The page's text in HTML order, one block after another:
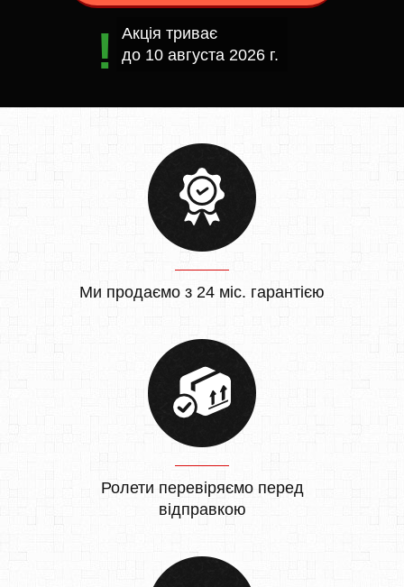
Акція триває
до 10 августа 2026 г.
Ми продаємо з 24 міс. гарантією
Ролети перевіряємо перед
відправкою